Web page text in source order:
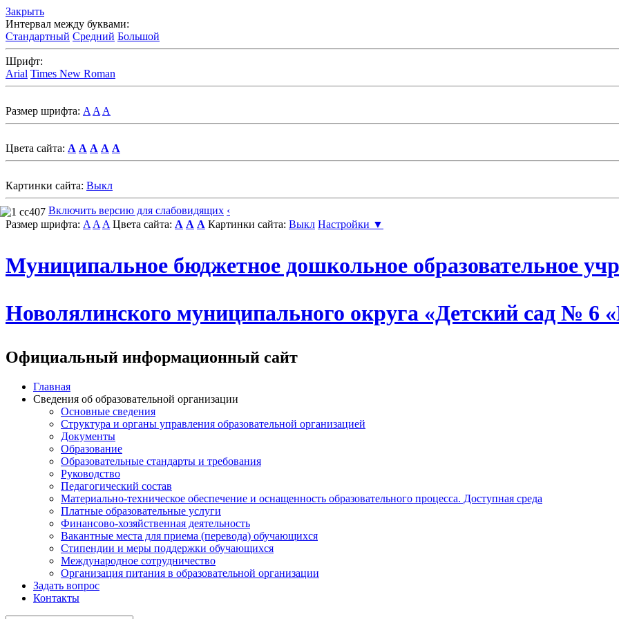
Закрыть
Интервал между буквами:
Стандартный Средний Большой
Шрифт:
Arial Times New Roman
Размер шрифта: A A A
Цвета сайта: A A A A A
Картинки сайта: Выкл
Включить версию для слабовидящих ‹
Размер шрифта: A A A Цвета сайта: A A A Картинки сайта: Выкл Настройки ▼
Муниципальное бюджетное дошкольное образовательное
Новолялинского муниципального округа «Детский сад №
Официальный информационный сайт
Главная
Сведения об образовательной организации
Основные сведения
Структура и органы управления образовательной организацией
Документы
Образование
Образовательные стандарты и требования
Руководство
Педагогический состав
Материально-техническое обеспечение и оснащенность образовательного процесса. Доступная среда
Платные образовательные услуги
Финансово-хозяйственная деятельность
Вакантные места для приема (перевода) обучающихся
Стипендии и меры поддержки обучающихся
Международное сотрудничество
Организация питания в образовательной организации
Задать вопрос
Контакты